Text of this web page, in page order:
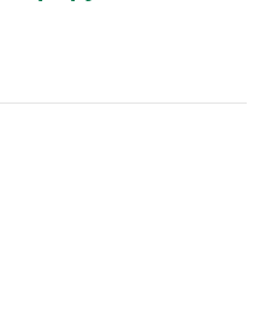
до тонкостей
к сложному